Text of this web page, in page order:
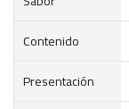
Contenido
Presentación